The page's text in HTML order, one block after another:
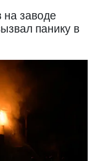
заводе
панику в